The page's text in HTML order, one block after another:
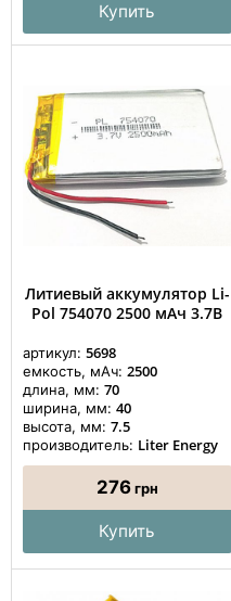
Купить
Литиевый аккумулятор Li-
Pol 754070 2500 мАч 3.7В
артикул: 5698
емкость, мАч: 2500
длина, мм: 70
ширина, мм: 40
высота, мм: 7.5
производитель: Liter Energy
276грн
Купить